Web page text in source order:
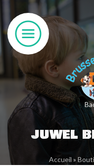
juwel
Accueil »